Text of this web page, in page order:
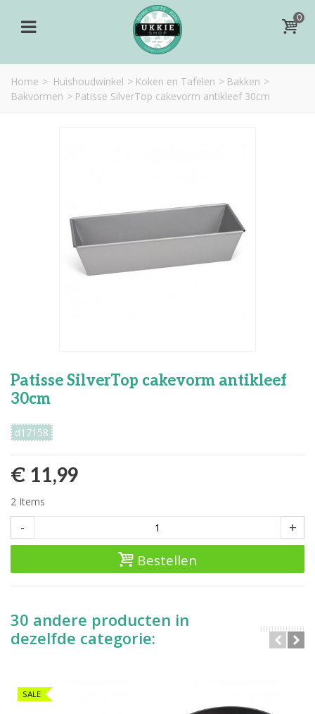
0
Home > Huishoudwinkel > Koken en Tafelen > Bakken >
Bakvormen > Patisse SilverTop cakevorm antikleef 30cm
Patisse SilverTop cakevorm antikleef
30cm
d17158
€ 11,99
2 Items
- +
Bestellen
30 andere producten in
dezelfde categorie:
SALE